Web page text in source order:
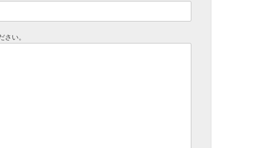
い。